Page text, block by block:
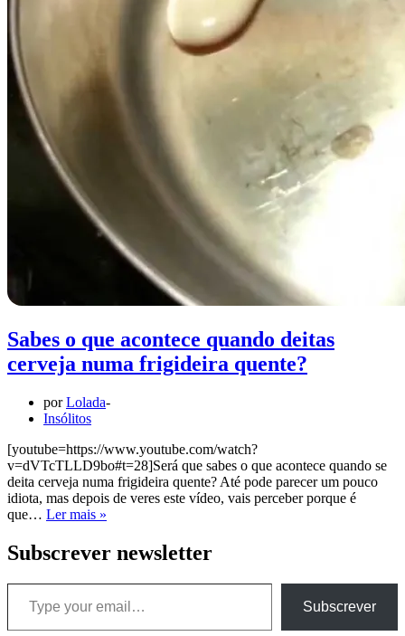
Sabes o que acontece quando deitas
cerveja numa frigideira quente?
porLolada
Insólitos
[youtube=https://www.youtube.com/watch?
v=dVTcTLLD9bo#t=28]Será que sabes o que acontece quando se
deita cerveja numa frigideira quente? Até pode parecer um pouco
idiota, mas depois de veres este vídeo, vais perceber porque é
que… Ler mais »
acontece
cerveja
numa
Subscrever newsletter
Type your email…
Subscrever